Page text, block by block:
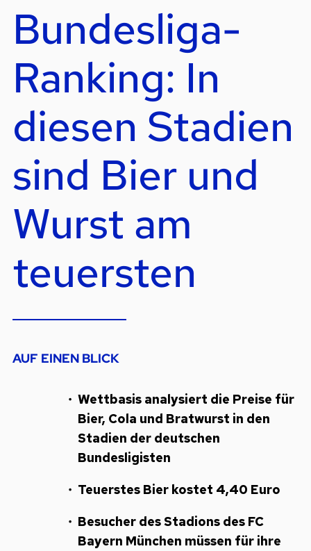
Bundesliga-
Ranking: In
diesen Stadien
sind Bier und
Wurst am
teuersten
AUF EINEN BLICK
Wettbasis analysiert die Preise für
Bier, Cola und Bratwurst in den
Stadien der deutschen
Bundesligisten
Teuerstes Bier kostet 4,40 Euro
Besucher des Stadions des FC
Bayern München müssen für ihre